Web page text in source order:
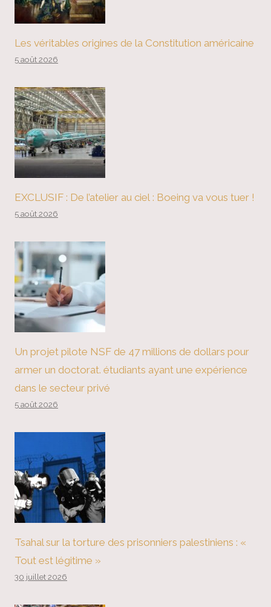
Les véritables origines de la Constitution américaine
5 août 2026
EXCLUSIF : De l’atelier au ciel : Boeing va vous tuer !
5 août 2026
Un projet pilote NSF de 47 millions de dollars pour
armer un doctorat. étudiants ayant une expérience
dans le secteur privé
5 août 2026
Tsahal sur la torture des prisonniers palestiniens : «
Tout est légitime »
30 juillet 2026